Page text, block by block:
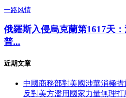
一路风情
俄羅斯入侵烏克蘭第1617天
普...
近期文章
中國商務部對美國涉華消極
反對美方濫用國家力量無理